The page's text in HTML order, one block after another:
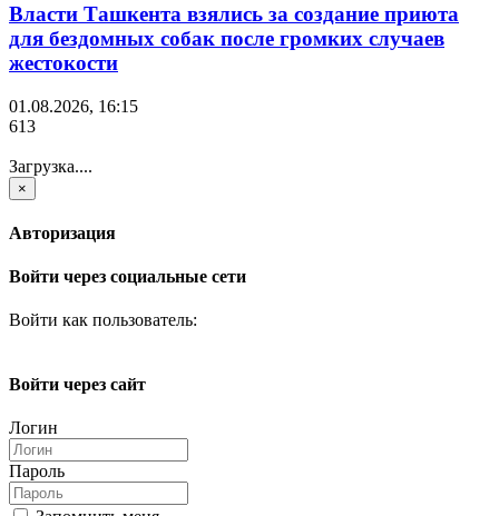
Власти Ташкента взялись за создание приюта
для бездомных собак после громких случаев
жестокости
01.08.2026, 16:15
613
Загрузка....
×
Авторизация
Войти через социальные сети
Войти как пользователь:
Войти через сайт
Логин
Пароль